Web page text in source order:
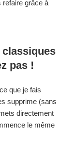
refaire grâce à
pas !
que je fais
supprime (sans
directement
le même